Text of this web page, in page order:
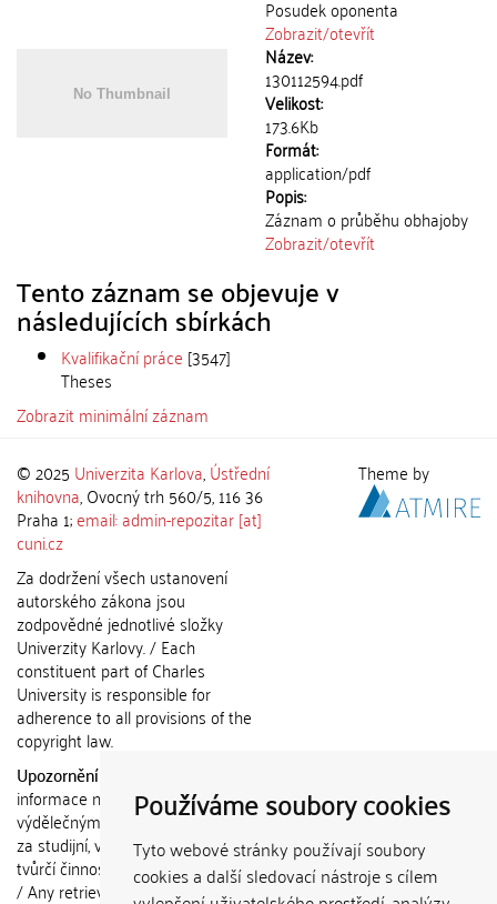
Používáme soubory cookies
Tyto webové stránky používají soubory
cookies a další sledovací nástroje s cílem
Posudek oponenta
Zobrazit/otevřít
Název:
130112594.pdf
Velikost:
173.6Kb
Formát:
application/pdf
Popis:
Záznam o průběhu obhajoby
Zobrazit/otevřít
Tento záznam se objevuje v
následujících sbírkách
Kvalifikační práce [3547]
Theses
Zobrazit minimální záznam
© 2025 Univerzita Karlova,Ústřední
knihovna, Ovocný trh 560/5, 116 36
Praha 1;email: admin-repozitar [at]
cuni.cz
Za dodržení všech ustanovení
autorského zákona jsou
zodpovědné jednotlivé složky
Univerzity Karlovy. / Each
constituent part of Charles
University is responsible for
adherence to all provisions of the
copyright law.
Upozornění / Notice:
informace nemohou být použity k
výdělečným účelům nebo vydávány
za studijní, vědeckou nebo jinou
tvůrčí činnost jiné osoby než autora.
/ Any retrieved information shall not
Theme by